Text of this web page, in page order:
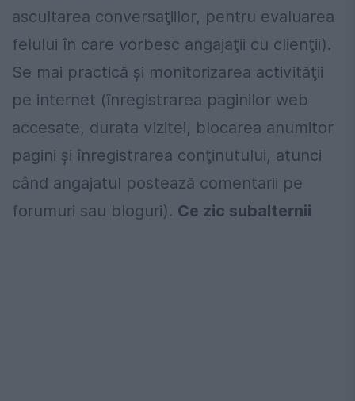
ascultarea conversaţiilor, pentru evaluarea
felului în care vorbesc angajaţii cu clienţii).
Se mai practică şi monitorizarea activităţii
pe internet (înregistrarea paginilor web
accesate, durata vizitei, blocarea anumitor
pagini şi înregistrarea conţinutului, atunci
când angajatul postează comentarii pe
forumuri sau bloguri). Ce zic subalternii